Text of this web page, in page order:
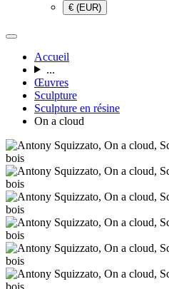
€ (EUR)
Accueil
...
Œuvres
Sculpture
Sculpture en résine
On a cloud